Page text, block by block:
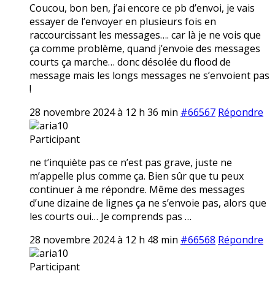
Coucou, bon ben, j’ai encore ce pb d’envoi, je vais
essayer de l’envoyer en plusieurs fois en
raccourcissant les messages…. car là je ne vois que
ça comme problème, quand j’envoie des messages
courts ça marche… donc désolée du flood de
message mais les longs messages ne s’envoient pas
!
28 novembre 2024 à 12 h 36 min #66567 Répondre
aria10
Participant
ne t’inquiète pas ce n’est pas grave, juste ne
m’appelle plus comme ça. Bien sûr que tu peux
continuer à me répondre. Même des messages
d’une dizaine de lignes ça ne s’envoie pas, alors que
les courts oui… Je comprends pas …
28 novembre 2024 à 12 h 48 min #66568 Répondre
aria10
Participant